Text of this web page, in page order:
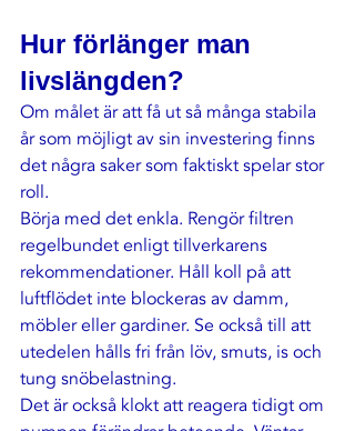
Hur förlänger man
livslängden?
Om målet är att få ut så många stabila
år som möjligt av sin investering finns
det några saker som faktiskt spelar stor
roll.
Börja med det enkla. Rengör filtren
regelbundet enligt tillverkarens
rekommendationer. Håll koll på att
luftflödet inte blockeras av damm,
möbler eller gardiner. Se också till att
utedelen hålls fri från löv, smuts, is och
tung snöbelastning.
Det är också klokt att reagera tidigt om